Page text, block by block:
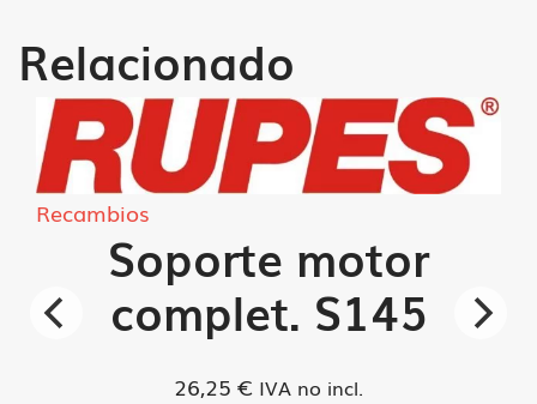
4
mm
cantidad
Relacionado
Recambios
Soporte motor
complet. S145
26,25 € IVA no incl.